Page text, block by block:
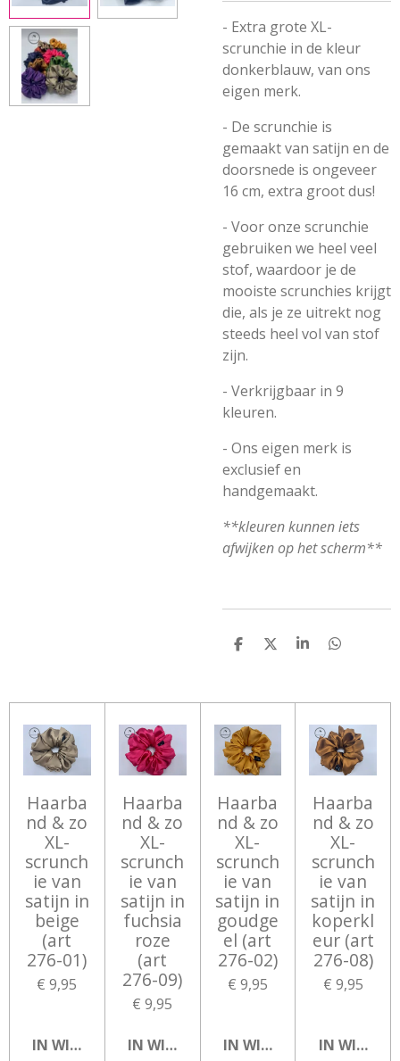
- Extra grote XL-
scrunchie in de kleur
donkerblauw, van ons
eigen merk.
- De scrunchie is
gemaakt van satijn en de
doorsnede is ongeveer
16 cm, extra groot dus!
- Voor onze scrunchie
gebruiken we heel veel
stof, waardoor je de
mooiste scrunchies krijgt
die, als je ze uitrekt nog
steeds heel vol van stof
zijn.
- Verkrijgbaar in 9
kleuren.
- Ons eigen merk is
exclusief en
handgemaakt.
**kleuren kunnen iets
afwijken op het scherm**
D
N
D
S
E
D
N
Haarba
nd & zo
XL-
scrunch
ie van
satijn in
beige
(art
276-01)
€ 9,95
IN WINKELWAGEN
Haarba
nd & zo
XL-
scrunch
ie van
satijn in
fuchsia
roze
(art
276-09)
€ 9,95
IN WINKELWAGEN
Haarba
nd & zo
XL-
scrunch
ie van
satijn in
goudge
el (art
276-02)
€ 9,95
IN WINKELWAGEN
Haarba
nd & zo
XL-
scrunch
ie van
satijn in
koperkl
eur (art
276-08)
€ 9,95
IN